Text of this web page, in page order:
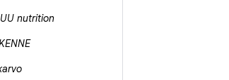
nutrition